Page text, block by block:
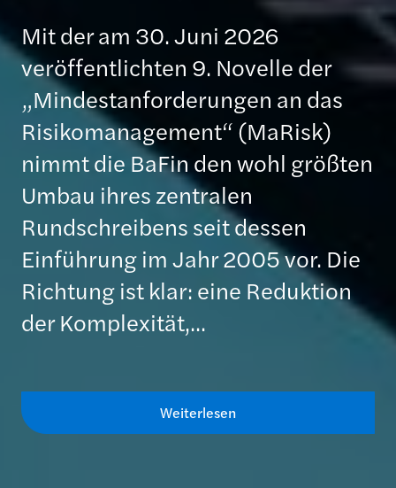
Mit der am 30. Juni 2026
veröffentlichten 9. Novelle der
„Mindestanforderungen an das
Risikomanagement“ (MaRisk)
nimmt die BaFin den wohl größten
Umbau ihres zentralen
Rundschreibens seit dessen
Einführung im Jahr 2005 vor. Die
Richtung ist klar: eine Reduktion
der Komplexität,...
Weiterlesen